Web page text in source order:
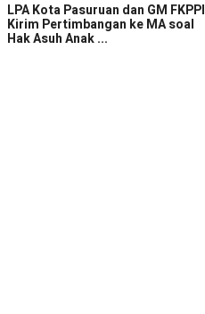
LPA Kota Pasuruan dan GM FKPPI
Kirim Pertimbangan ke MA soal
Hak Asuh Anak ...